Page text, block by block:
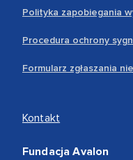
Polityka zapobiegania
Procedura ochrony
Formularz zgłaszania
Kontakt
Fundacja Avalon